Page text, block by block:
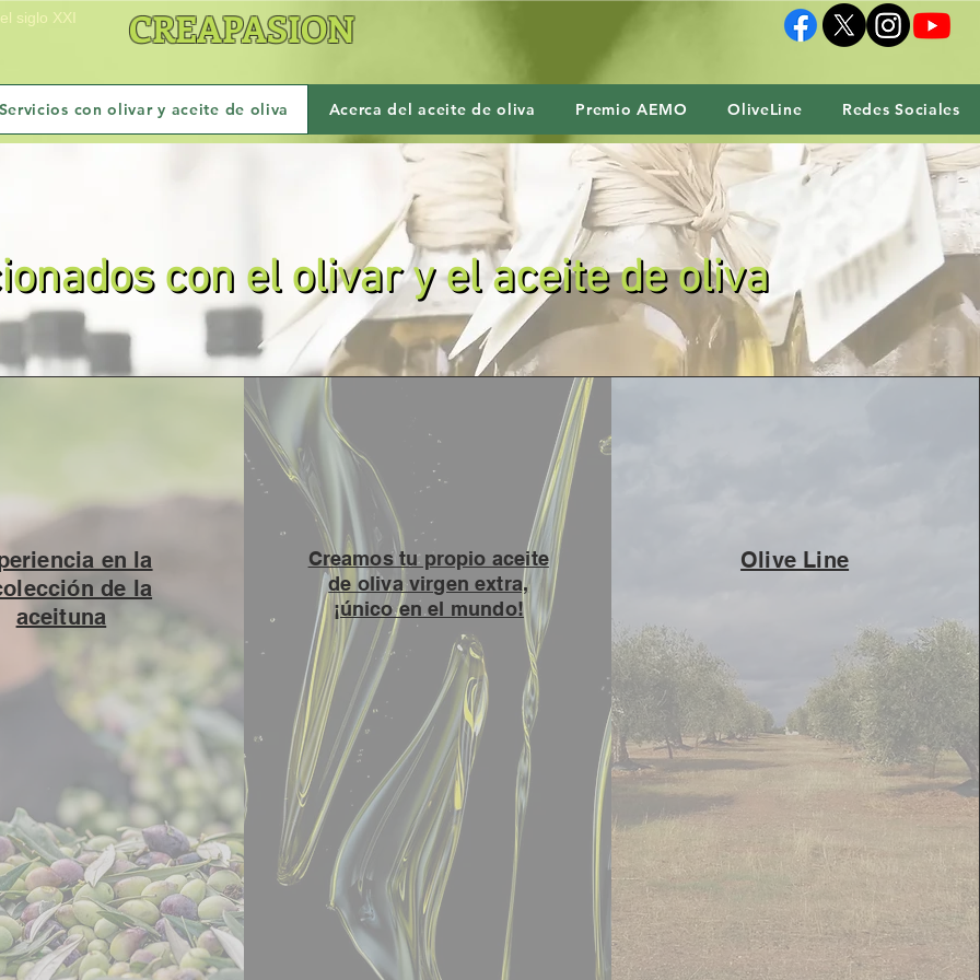
siglo XXI CREAPASION
Servicios con olivar y aceite de oliva Acerca del aceite de oliva Premio AEMO OliveLine Redes Sociales
con el olivar y el aceite de oliva
con el olivar y el aceite de oliva
en la
de la
aceituna
Creamos tu propio aceite
de oliva virgen extra,
¡único en el mundo!
Olive Line